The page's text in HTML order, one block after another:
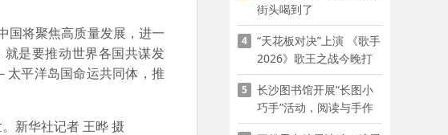
将聚焦高质量发展，进一
是要推动世界各国共谋发
太平洋岛国命运共同体，推
街头喝到了
4
“天花板对决”上演 《歌手
2026》歌王之战今晚打
响
5
长沙图书馆开展“长图小
巧手”活动，阅读与手作
赋能少儿暑期成长